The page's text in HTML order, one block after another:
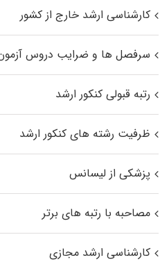
کارشناسی ارشد خارج از کشور
سرفصل ها و ضرایب دروس
رتبه قبولی کنکور ارشد
ظرفیت رشته های کنکور ارشد
پزشکی از لیسانس
مصاحبه با رتبه های برتر
کارشناسی ارشد مجازی